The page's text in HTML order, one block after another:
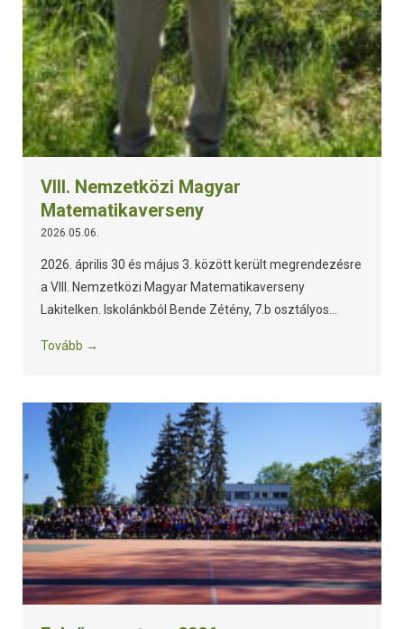
VIII. Nemzetközi Magyar
Matematikaverseny
2026.05.06.
2026. április 30 és május 3. között került megrendezésre
a VIII. Nemzetközi Magyar Matematikaverseny
Lakitelken. Iskolánkból Bende Zétény, 7.b osztályos...
Tovább →